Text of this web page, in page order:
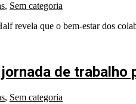
, Sem categoria
revela que o bem-estar dos
de
, Sem categoria